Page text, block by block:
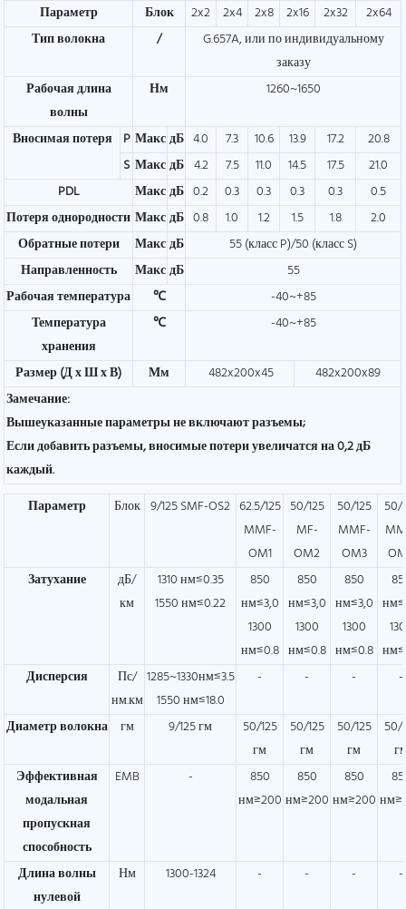
Параметр Блок 2x2 2x4 2x8 2x16 2x32
2x64
Тип волокна
/
G.657A, или по индивидуальному
заказу
Рабочая длина
волны
Нм 1260~1650
Вносимая потеря P МаксдБ 4.0 7.3 10.6 13.9 17.2
20.8
S МаксдБ 4.2 7.5 11.0 14.5 17.5
21.0
PDL
МаксдБ 0.2 0.3 0.3 0.3 0.3
0.5
Потеря однородности МаксдБ 0.8 1.0 1.2 1.5 1.8
2.0
Обратные потери
МаксдБ
55 (класс P)/50 (класс S)
Направленность
МаксдБ
55
Рабочая температура
℃
-40~+85
Температура
хранения
℃ -40~+85
Размер (Д х Ш х В) Мм 482x200x45
482x200x89
Замечание:
Вышеуказанные параметры не включают разъемы;
Если добавить разъемы, вносимые потери увеличатся на 0,2 дБ
каждый.
Параметр
Блок 9/125 SMF-OS2 62.5/125
MMF-
OM1
50/125
MF-
OM2
50/125
MMF-
OM3
50/
Затухание
дБ/
км
1310 нм≤0.35
1550 нм≤0.22
850
нм≤3,0
1300
нм≤0.8
850
нм≤3,0
1300
нм≤0.8
850
нм≤3,0
1300
нм≤0.8
Дисперсия
Пс/
нм.км
1285~1330нм≤3.5
1550 нм≤18.0
- - - -
Диаметр волокна гм 9/125 гм
50/125
гм
50/125
гм
50/125
гм
50/
Эффективная
модальная
пропускная
способность
EMB -
850
нм≥200
850
нм≥200
850
нм≥200
Длина волны
нулевой
Нм 1300-1324 - - - -